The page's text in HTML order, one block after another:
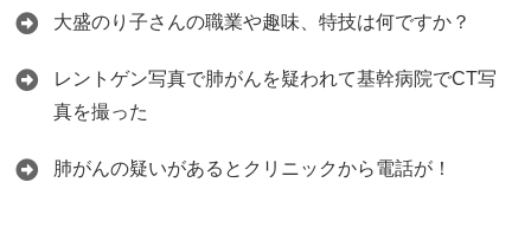
大盛のり子さんの職業や趣味、特技は何ですか？
レントゲン写真で肺がんを疑われて基幹病院でCT写
真を撮った
肺がんの疑いがあるとクリニックから電話が！